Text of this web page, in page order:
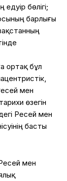
бөлігі;
барлығы
ортақ бұл
мен
өзегін
Ресей мен
басты
мен